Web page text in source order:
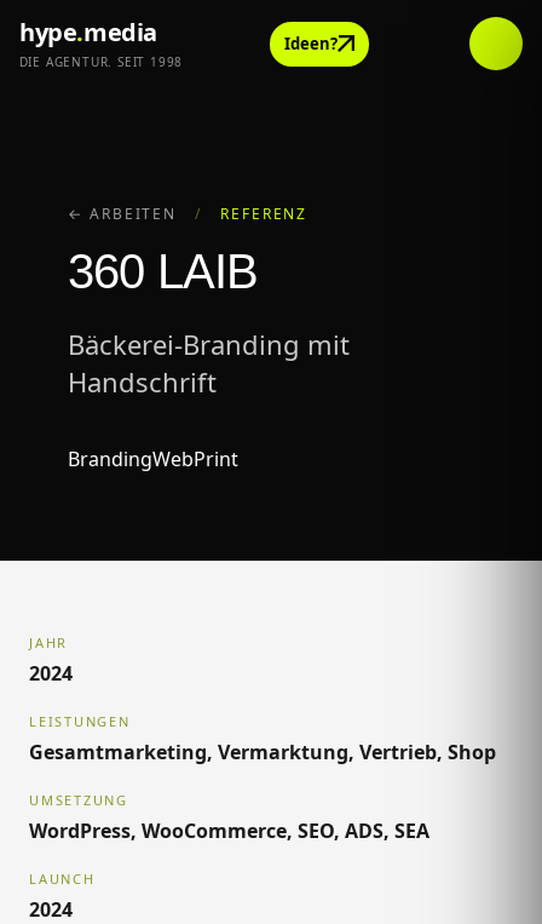
hype.media
DIE AGENTUR. SEIT 1998
Ideen?
← ARBEITEN / REFERENZ
360 LAIB
Bäckerei-Branding mit
Handschrift
BrandingWebPrint
JAHR
2024
LEISTUNGEN
Gesamtmarketing, Vermarktung, Vertrieb, Shop
UMSETZUNG
WordPress, WooCommerce, SEO, ADS, SEA
LAUNCH
2024